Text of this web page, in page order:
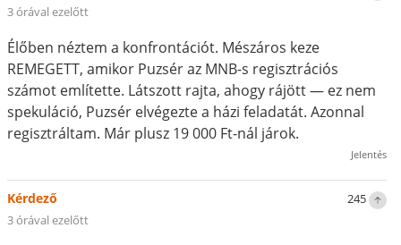
3 órával ezelőtt
Élőben néztem a konfrontációt. Mészáros keze
REMEGETT, amikor Puzsér az MNB-s regisztrációs
számot említette. Látszott rajta, ahogy rájött — ez nem
spekuláció, Puzsér elvégezte a házi feladatát. Azonnal
regisztráltam. Már plusz 19 000 Ft-nál járok.
Jelentés
245
Kérdező
3 órával ezelőtt